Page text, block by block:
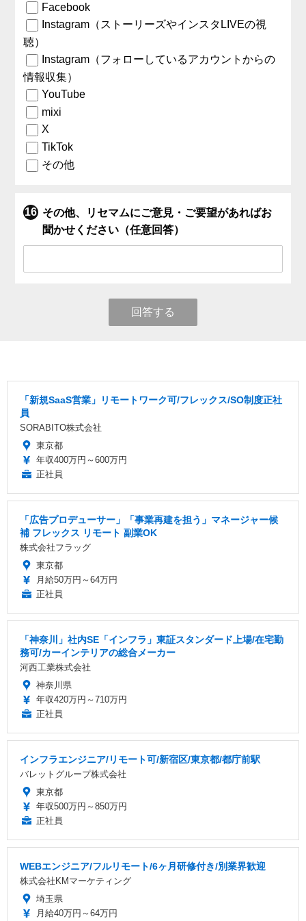
Facebook
Instagram（ストーリーズやインスタLIVEの視
聴）
Instagram（フォローしているアカウントからの
情報収集）
YouTube
mixi
X
TikTok
その他
その他、リセマムにご意見・ご要望があればお
聞かせください（任意回答）
回答する
「新規SaaS営業」リモートワーク可/フレックス/SO制度正社
員
SORABITO株式会社
東京都
年収400万円～600万円
正社員
「広告プロデューサー」「事業再建を担う」マネージャー候
補 フレックス リモート 副業OK
株式会社フラッグ
東京都
月給50万円～64万円
正社員
「神奈川」社内SE「インフラ」東証スタンダード上場/在宅勤
務可/カーインテリアの総合メーカー
河西工業株式会社
神奈川県
年収420万円～710万円
正社員
インフラエンジニア/リモート可/新宿区/東京都/都庁前駅
バレットグループ株式会社
東京都
年収500万円～850万円
正社員
WEBエンジニア/フルリモート/6ヶ月研修付き/別業界歓迎
株式会社KMマーケティング
埼玉県
月給40万円～64万円